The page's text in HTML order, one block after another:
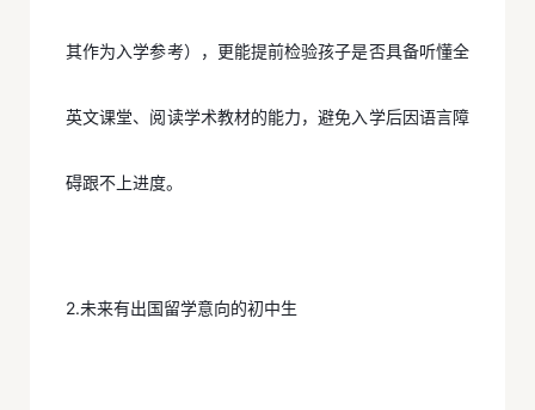
其作为入学参考），更能提前检验孩子是否具备听懂全
英文课堂、阅读学术教材的能力，避免入学后因语言障
碍跟不上进度。
2.未来有出国留学意向的初中生